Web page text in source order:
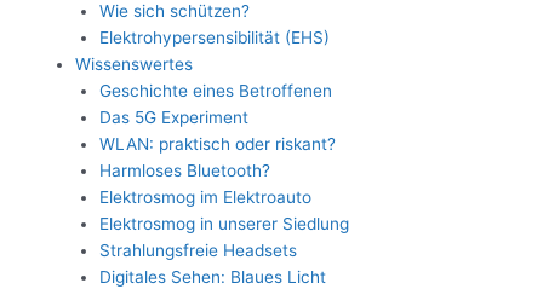
Wie sich schützen?
Elektrohypersensibilität (EHS)
Wissenswertes
Geschichte eines Betroffenen
Das 5G Experiment
WLAN: praktisch oder riskant?
Harmloses Bluetooth?
Elektrosmog im Elektroauto
Elektrosmog in unserer Siedlung
Strahlungsfreie Headsets
Digitales Sehen: Blaues Licht